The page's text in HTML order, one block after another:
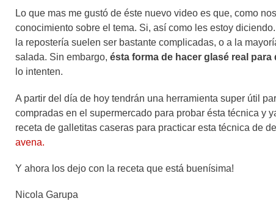
Lo que mas me gustó de éste nuevo video es que, como
conocimiento sobre el tema. Si, así como les estoy
la repostería suelen ser bastante complicadas, o a la
salada. Sin embargo, ésta forma de hacer glasé real
lo intenten.
A partir del día de hoy tendrán una herramienta super útil
compradas en el supermercado para probar ésta técnica y
receta de galletitas caseras para practicar esta técnica de
avena.
Y ahora los dejo con la receta que está buenísima!
Nicola Garupa